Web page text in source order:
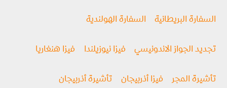
السفارة البريطانية السفارة الهولندية
تجديد الجواز الاندونيسي فيزا نيوزيلندا فيزا هنغاريا
تأشيرة المجر فيزا أذربيجان تأشيرة أذربيجان